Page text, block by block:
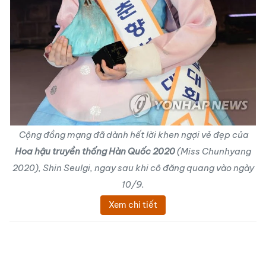
Cộng đồng mạng đã dành hết lời khen ngợi vẻ đẹp của
Hoa hậu truyền thống Hàn Quốc 2020(Miss Chunhyang
2020), Shin Seulgi, ngay sau khi cô đăng quang vào ngày
10/9.
Xem chi tiết